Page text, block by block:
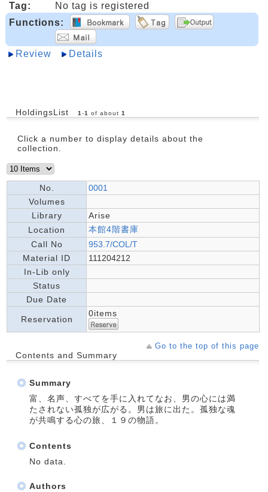
Tag:
No tag is registered
Functions:
Review Details
HoldingsList 1-1 of about 1
Click a number to display details about the
collection.
No.
0001
Volumes
Library
Arise
Location
本館4階書庫
Call No
953.7/COL/T
Material ID
111204212
In-Lib only
Status
Due Date
Reservation
0items
Go to the top of this page
Contents and Summary
Summary
富、名声、すべてを手に入れてなお、男の心には満
たされない孤独が広がる。男は旅に出た。孤独な魂
が共鳴する心の旅、１９の物語。
Contents
No data.
Authors